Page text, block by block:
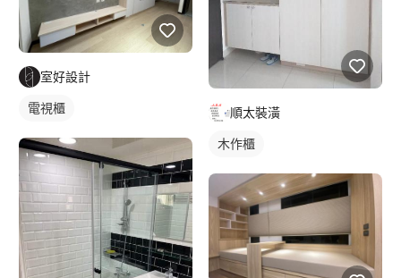
室好設計
電視櫃 順太裝潢
木作櫃